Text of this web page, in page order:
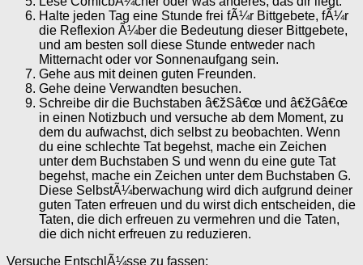
Halte jeden Tag eine Stunde frei fÃ¼r Bittgebete, fÃ¼r
die Reflexion Ã¼ber die Bedeutung dieser Bittgebete,
und am besten soll diese Stunde entweder nach
Mitternacht oder vor Sonnenaufgang sein.
Gehe aus mit deinen guten Freunden.
Gehe deine Verwandten besuchen.
Schreibe dir die Buchstaben â€žSâ€œ und â€žGâ€œ
in einen Notizbuch und versuche ab dem Moment, zu
dem du aufwachst, dich selbst zu beobachten. Wenn
du eine schlechte Tat begehst, mache ein Zeichen
unter dem Buchstaben S und wenn du eine gute Tat
begehst, mache ein Zeichen unter dem Buchstaben G.
Diese SelbstÃ¼berwachung wird dich aufgrund deiner
guten Taten erfreuen und du wirst dich entscheiden, die
Taten, die dich erfreuen zu vermehren und die Taten,
die dich nicht erfreuen zu reduzieren.
Versuche EntschlÃ¼sse zu fassen: